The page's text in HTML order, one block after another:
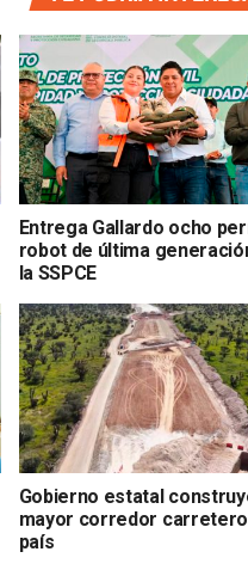
Entrega Gallardo ocho
robot de última
la SSPCE
Gobierno estatal
mayor corredor carretero
país